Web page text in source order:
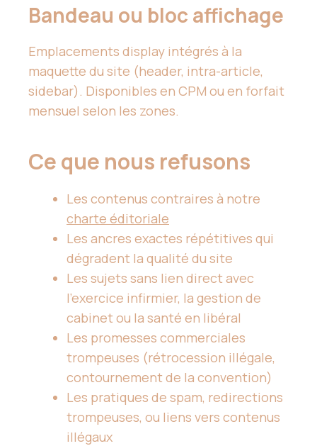
Bandeau ou bloc affichage
Emplacements display intégrés à la
maquette du site (header, intra-article,
sidebar). Disponibles en CPM ou en forfait
mensuel selon les zones.
Ce que nous refusons
Les contenus contraires à notre
charte éditoriale
Les ancres exactes répétitives qui
dégradent la qualité du site
Les sujets sans lien direct avec
l’exercice infirmier, la gestion de
cabinet ou la santé en libéral
Les promesses commerciales
trompeuses (rétrocession illégale,
contournement de la convention)
Les pratiques de spam, redirections
trompeuses, ou liens vers contenus
illégaux